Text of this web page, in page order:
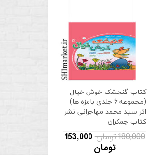
کتاب گنجشک خوش خیال
(مجموعه 6 جلدی بامزه ها)
اثر سید محمد مهاجرانی نشر
کتاب جمکران
180,000 تومان
153,000
تومان